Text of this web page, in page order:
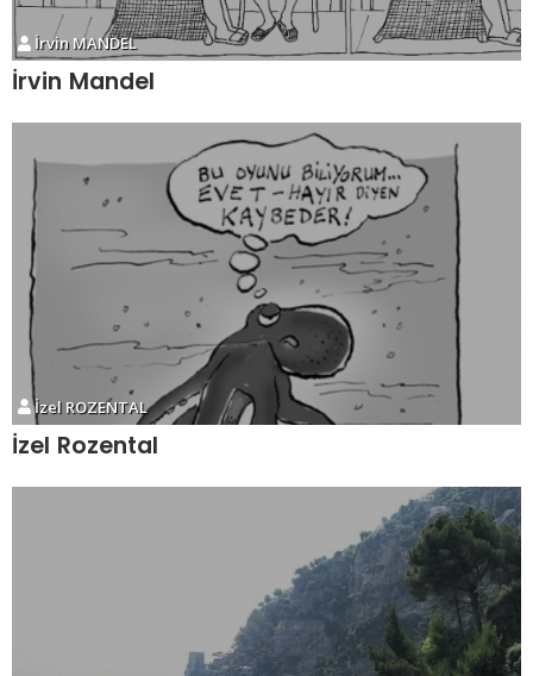
İrvin MANDEL
İrvin Mandel
İzel ROZENTAL
İzel Rozental